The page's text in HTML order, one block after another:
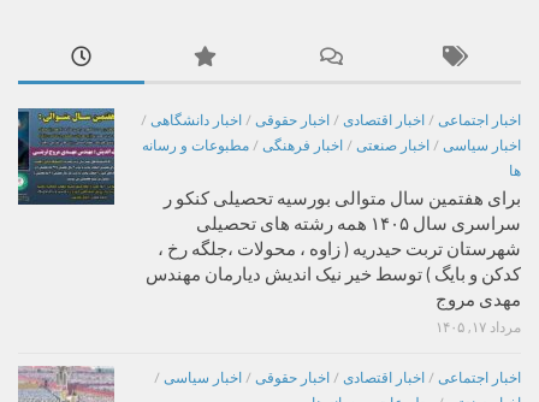
اخبار اجتماعی / اخبار اقتصادی / اخبار حقوقی / اخبار دانشگاهی /
اخبار سیاسی / اخبار صنعتی / اخبار فرهنگی / مطبوعات و رسانه
ها
برای هفتمین سال متوالی بورسیه تحصیلی کنکو ر
سراسری سال ۱۴۰۵ همه رشته های تحصیلی
شهرستان تربت حیدریه ( زاوه ، محولات ،جلگه رخ ،
کدکن و بایگ ) توسط خیر نیک اندیش دیارمان مهندس
مهدی مروج
مرداد ۱۷, ۱۴۰۵
اخبار اجتماعی / اخبار اقتصادی / اخبار حقوقی / اخبار سیاسی /